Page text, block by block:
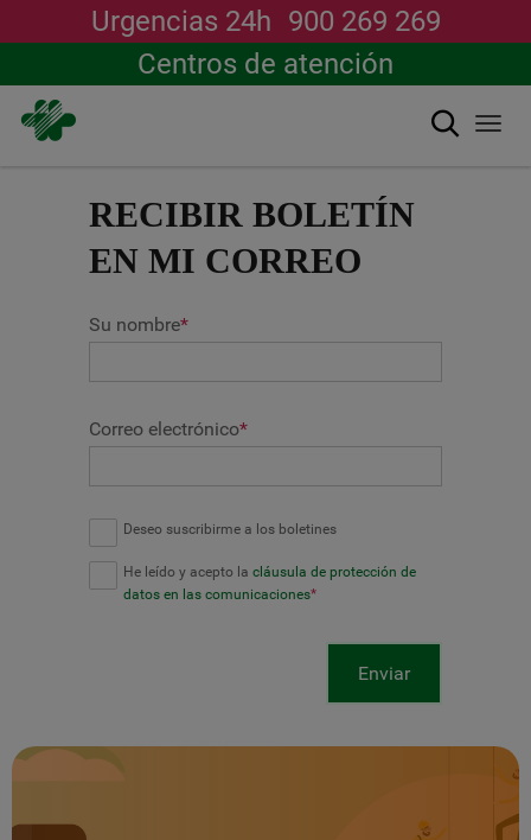
Urgencias 24h 900 269 269
Centros de atención
Buscar
RECIBIR BOLETÍN
EN MI CORREO
Su nombre*
Correo electrónico*
Deseo suscribirme a los boletines
He leído y acepto la cláusula de protección de
datos en las comunicaciones*
Enviar